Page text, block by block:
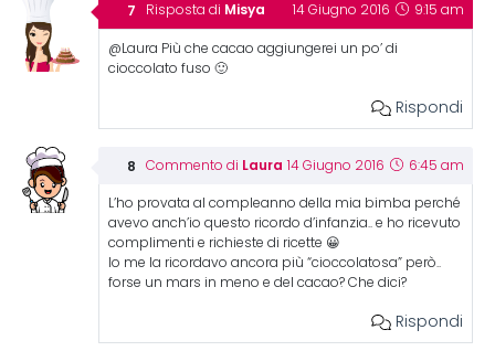
Risposta di Misya 14 Giugno 2016 9:15 am
@Laura Più che cacao aggiungerei un po’ di
cioccolato fuso 🙂
Rispondi
Commento di Laura 14 Giugno 2016 6:45 am
L’ho provata al compleanno della mia bimba perché
avevo anch’io questo ricordo d’infanzia.. e ho ricevuto
complimenti e richieste di ricette 😀
Io me la ricordavo ancora più “cioccolatosa” però..
forse un mars in meno e del cacao? Che dici?
Rispondi